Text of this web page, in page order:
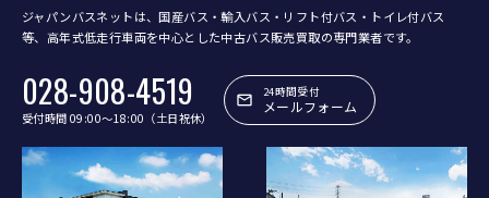
ジャパンバスネットは、国産バス・輸入バス・リフト付バス・トイレ付バス
等、 高年式低走行車両を中心とした中古バス販売買取の専門業者です。
028-908-4519
受付時間 09:00〜18:00（土日祝休）
24時間受付
メールフォーム